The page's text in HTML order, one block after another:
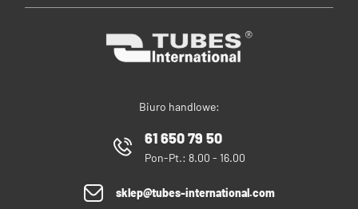
Biuro handlowe:
61 650 79 50
Pon-Pt.: 8.00 - 16.00
sklep@tubes-international.com